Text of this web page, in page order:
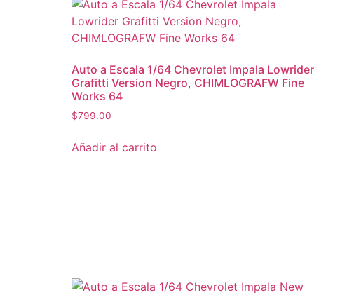
Auto a Escala 1/64 Chevrolet Impala Lowrider
Grafitti Version Negro, CHIMLOGRAFW Fine
Works 64
$799.00
Añadir al carrito